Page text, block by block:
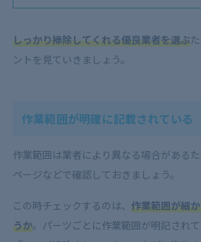
しっかり掃除してくれる優良業者を選ぶ
ントを見ていきましょう。
作業範囲が明確に記載されている
作業範囲は業者により異なる場合がある
ページなどで確認しておきましょう。
この時チェックするのは、 作業範囲が細
うか。パーツごとに作業範囲が明記され